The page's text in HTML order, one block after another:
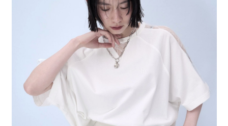
3.實際核准額度、可分期數及費用金額請依後續交易確認頁面所載為準。
4.訂單成立30分鐘內，如未前往確認交易或遇審核未通過，訂單將自動取
消。如遇「轉專審核」未通過狀況，表示未達大哥付你分期系統評分，恕無
1.分期款項不併入電信帳單，「大哥付你分期」於每月結算日後寄送繳費提
2.透過簡訊連結打開帳單後，可選擇「超商條碼／台灣大直營門市／銀行轉
帳／街口支付／iPASS MONEY」等通路繳費。
【注意事項】
1.本服務係由「台灣大哥大股份有限公司」（以下簡稱本公司）所提供，讓
用戶於交易時，得透過本服務購買商品或服務，並由商店將買賣／分期付款
買賣價金債權讓與本公司後，依約使用本公司帳單繳交帳款。
１．簡單：不需註冊會員、不需綁卡、不需儲值。
２．便利：只要手機號碼，簡訊認證，即可結帳。
３．安心：先確認商品／服務後，再付款。
【「AFTEE先享後付」結帳流程】
１．於結帳方式選擇「AFTEE先享後付」後，將跳轉至「AFTEE先享後付」
結帳頁面，進行簡訊認證並確認金額後，即可完成結帳。
２．訂單成立數日內，您將收到繳費通知簡訊。
３．收到繳費通知簡訊後14天內，點擊此簡訊中的連結，可透過四大超商／
ATM／網路銀行／等多元方式進行付款，方視為交易完成。
※ 請注意：結帳手續完成當下不需立刻繳費，但若您需要取消訂單，請聯絡
購買商品的店家。未經商家同意取消之訂單仍視為有效，需透過AFTEE先享
每筆NT$80，滿NT$1,500(含以上)免運費
付款後 全家取貨
每筆NT$80，滿NT$1,500(含以上)免運費
7-11 取貨付款
每筆NT$80，滿NT$1,500(含以上)免運費